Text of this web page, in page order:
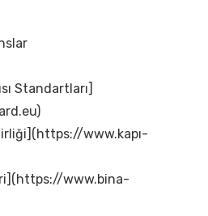
Standartları]
www.kapı-
www.bina-